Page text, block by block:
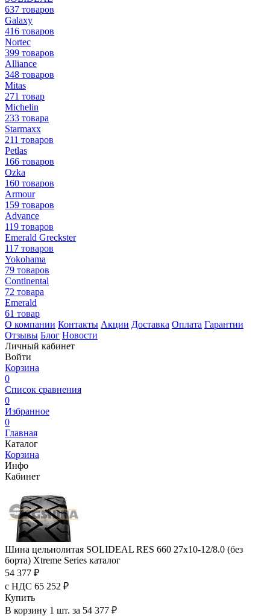
637 товаров
Galaxy
416 товаров
Nortec
399 товаров
Alliance
348 товаров
Mitas
271 товар
Michelin
233 товара
Starmaxx
211 товаров
Petlas
166 товаров
Ozka
160 товаров
Armour
159 товаров
Advance
119 товаров
Emerald Greckster
117 товаров
Yokohama
79 товаров
Continental
72 товара
Emerald
61 товар
О компании Контакты Акции Доставка Оплата Гарантии
Отзывы Блог Новости
Личный кабинет
Войти
Корзина
0
Список сравнения
0
Избранное
0
Главная
Каталог
Корзина
Инфо
Кабинет
Шина цельнолитая SOLIDEAL RES 660 27x10-12/8.0 (без
борта) Xtreme Series каталог
54 377 ₽
с НДС 65 252 ₽
Купить
В корзину 1 шт. за 54 377 ₽